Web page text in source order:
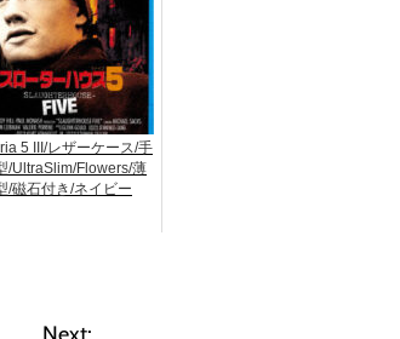
5 III/レザーケース/手
/UltraSlim/Flowers/薄
/磁石付き/ネイビー